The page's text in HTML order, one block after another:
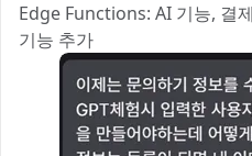
Edge Functions: AI 기능, 결
기능 추가